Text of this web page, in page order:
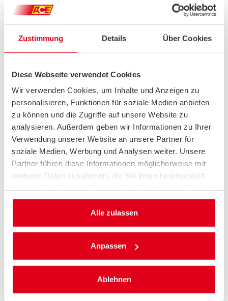
Zustimmung Details Über Cookies
Diese Webseite verwendet Cookies
Wir verwenden Cookies, um Inhalte und Anzeigen zu
personalisieren, Funktionen für soziale Medien anbieten
zu können und die Zugriffe auf unsere Website zu
analysieren. Außerdem geben wir Informationen zu Ihrer
Verwendung unserer Website an unsere Partner für
soziale Medien, Werbung und Analysen weiter. Unsere
Partner führen diese Informationen möglicherweise mit
weiteren Daten zusammen, die Sie ihnen bereitgestellt
gesammelt haben.
Alle zulassen
Anpassen
Ablehnen
äußerlich intakt ist:
Hat der Helm bereits einen
Denn es können auch nicht sichtbare Schäden
Auch das Alter eines Helmes beeinflusst seine
Schutzwirkung. Insbesondere UV-Licht lässt die
Materialien altern, das Material härtet aber
auch im Laufe der Zeit aus, weshalb ein
vollständiger Schutz nach mehrjähriger
Nutzung nicht mehr gewährleistet ist. Daher
sollte das Produktionsdatum auf dem Etikett
auf der Innenseite des Helmes Beachtung
Sicherheitsgründen nach spätestens fünf
Jahren zu ersetzen.
ACE-Kauftipp:Steht eine Neuanschaffung an,
empfiehlt es sich für mehr Tragekomfort auf
Sinnvoll ist zudem eine ergänzende
Fahrradbrille, um bei der Fahrt beispielsweise
vor Insekten geschützt zu sein. Brille und Helm